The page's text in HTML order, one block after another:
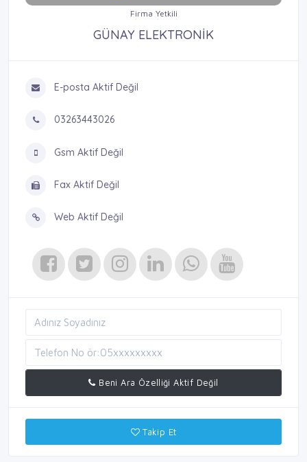
Firma Yetkili
GÜNAY ELEKTRONİK
E-posta Aktif Değil
03263443026
Gsm Aktif Değil
Fax Aktif Değil
Web Aktif Değil
Beni Ara Özelliği Aktif Değil
Takip Et